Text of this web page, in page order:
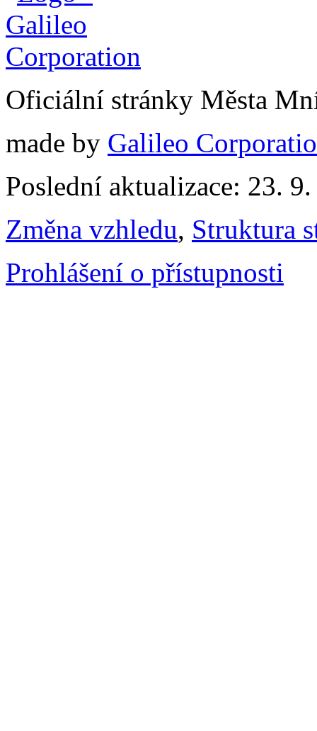
Oficiální stránky Města
made by Galileo
Poslední aktualizace: 23.
Změna vzhledu, Struktura
Prohlášení o přístupnosti